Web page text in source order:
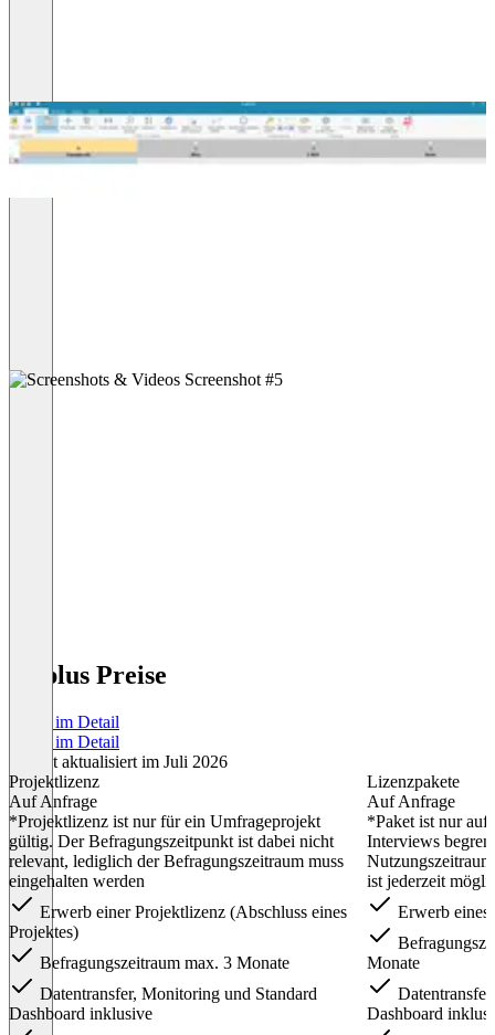
G3plus Preise
Preise im Detail
Preise im Detail
Zuletzt aktualisiert im Juli 2026
Projektlizenz
Auf Anfrage
*Projektlizenz ist nur für ein Umfrageprojekt
gültig. Der Befragungszeitpunkt ist dabei nicht
relevant, lediglich der Befragungszeitraum muss
eingehalten werden
Erwerb einer Projektlizenz (Abschluss eines
Projektes)
Befragungszeitraum max. 3 Monate
Datentransfer, Monitoring und Standard
Dashboard inklusive
Lizenzpakete
Auf Anfrage
*Paket ist nur auf
Interviews
ist jederzeit
Erwerb eines
Monate
Dashboard